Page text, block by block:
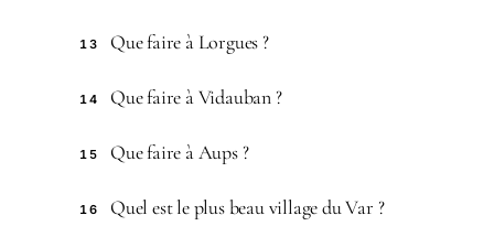
13 Que faire à Lorgues ?
14 Que faire à Vidauban ?
15 Que faire à Aups ?
16 Quel est le plus beau village du Var ?